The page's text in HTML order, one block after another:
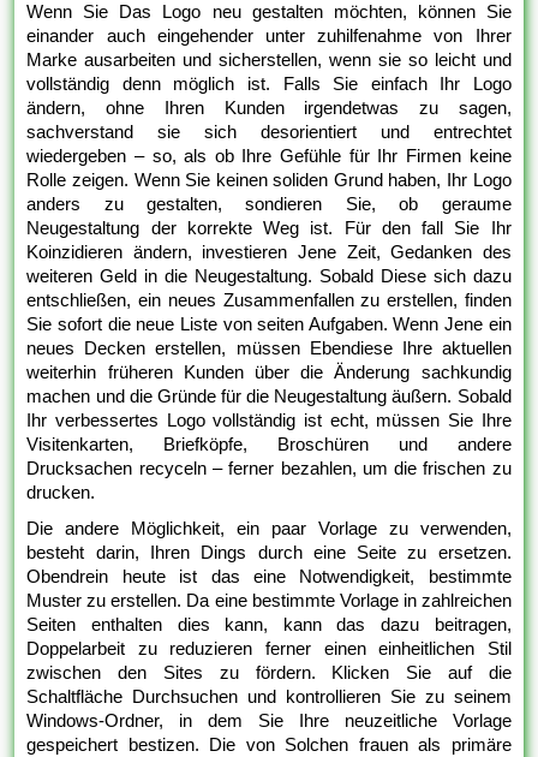
Wenn Sie Das Logo neu gestalten möchten, können Sie
einander auch eingehender unter zuhilfenahme von Ihrer
Marke ausarbeiten und sicherstellen, wenn sie so leicht und
vollständig denn möglich ist. Falls Sie einfach Ihr Logo
ändern, ohne Ihren Kunden irgendetwas zu sagen,
sachverstand sie sich desorientiert und entrechtet
wiedergeben – so, als ob Ihre Gefühle für Ihr Firmen keine
Rolle zeigen. Wenn Sie keinen soliden Grund haben, Ihr Logo
anders zu gestalten, sondieren Sie, ob geraume
Neugestaltung der korrekte Weg ist. Für den fall Sie Ihr
Koinzidieren ändern, investieren Jene Zeit, Gedanken des
weiteren Geld in die Neugestaltung. Sobald Diese sich dazu
entschließen, ein neues Zusammenfallen zu erstellen, finden
Sie sofort die neue Liste von seiten Aufgaben. Wenn Jene ein
neues Decken erstellen, müssen Ebendiese Ihre aktuellen
weiterhin früheren Kunden über die Änderung sachkundig
machen und die Gründe für die Neugestaltung äußern. Sobald
Ihr verbessertes Logo vollständig ist echt, müssen Sie Ihre
Visitenkarten, Briefköpfe, Broschüren und andere
Drucksachen recyceln – ferner bezahlen, um die frischen zu
drucken.
Die andere Möglichkeit, ein paar Vorlage zu verwenden,
besteht darin, Ihren Dings durch eine Seite zu ersetzen.
Obendrein heute ist das eine Notwendigkeit, bestimmte
Muster zu erstellen. Da eine bestimmte Vorlage in zahlreichen
Seiten enthalten dies kann, kann das dazu beitragen,
Doppelarbeit zu reduzieren ferner einen einheitlichen Stil
zwischen den Sites zu fördern. Klicken Sie auf die
Schaltfläche Durchsuchen und kontrollieren Sie zu seinem
Windows-Ordner, in dem Sie Ihre neuzeitliche Vorlage
gespeichert bestizen. Die von Solchen frauen als primäre